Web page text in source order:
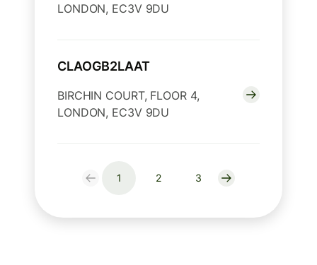
LONDON, EC3V 9DU
CLAOGB2LAAT
BIRCHIN COURT, FLOOR 4,
LONDON, EC3V 9DU
1 2 3